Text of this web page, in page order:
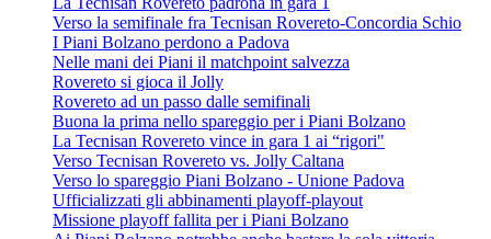
Verso la semifinale fra Tecnisan Rovereto-Concordia Schio
I Piani Bolzano perdono a Padova
Nelle mani dei Piani il matchpoint salvezza
Rovereto si gioca il Jolly
Rovereto ad un passo dalle semifinali
Buona la prima nello spareggio per i Piani Bolzano
La Tecnisan Rovereto vince in gara 1 ai “rigori"
Verso Tecnisan Rovereto vs. Jolly Caltana
Verso lo spareggio Piani Bolzano - Unione Padova
Ufficializzati gli abbinamenti playoff-playout
Missione playoff fallita per i Piani Bolzano